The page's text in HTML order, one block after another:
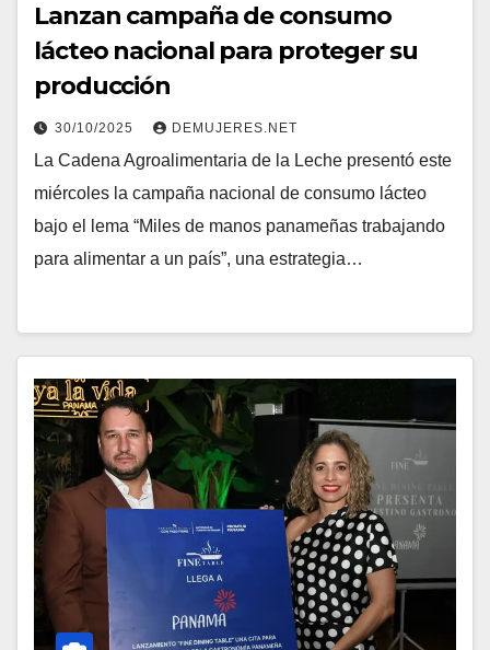
Lanzan campaña de consumo
lácteo nacional para proteger su
producción
30/10/2025 DEMUJERES.NET
La Cadena Agroalimentaria de la Leche presentó este
miércoles la campaña nacional de consumo lácteo
bajo el lema “Miles de manos panameñas trabajando
para alimentar a un país”, una estrategia…